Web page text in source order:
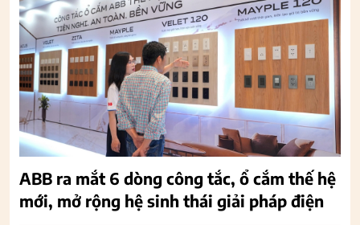
ABB ra mắt 6 dòng công tắc, ổ cắm thế hệ
mới, mở rộng hệ sinh thái giải pháp điện